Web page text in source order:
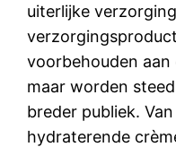
uiterlijke
voorbehouden aan
maar worden
breder publiek.
hydraterende